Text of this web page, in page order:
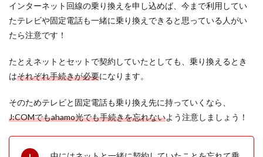
インターネット回線の乗り換えを申し込めば、今まで利用してい
たテレビや固定電話も一緒に乗り換えできると思っている人がい
たら注意です！
たとえネットとセットで契約していたとしても、乗り換えるとき
はそれぞれ手続きが必要になります。
そのためテレビと固定電話も乗り換え先に持っていくなら、
J:COMでもahamo光でも手続きを忘れないよう注意しましょう！